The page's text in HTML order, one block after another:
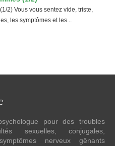
2) Vous vous sentez vide, triste,
les symptômes et les...
pour des troubles
sexuelles, conjugales,
nerveux gênants